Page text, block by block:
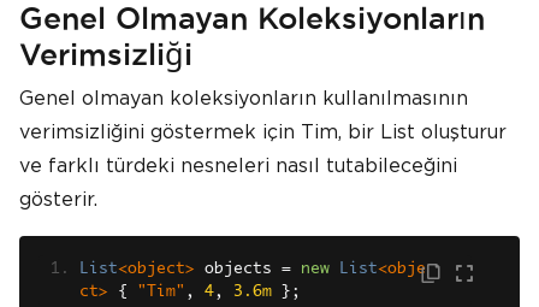
Genel Olmayan Koleksiyonların
Verimsizliği
Genel olmayan koleksiyonların kullanılmasının
verimsizliğini göstermek için Tim, bir List oluşturur
ve farklı türdeki nesneleri nasıl tutabileceğini
gösterir.
List<object> objects = new List<obje
ct>
{ "Tim" , 4, 3.6m };